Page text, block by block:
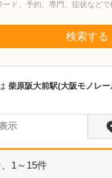
ード、予約、専門、症状など
検索する
柴原阪大前駅(大阪モノレー
示
1～15件